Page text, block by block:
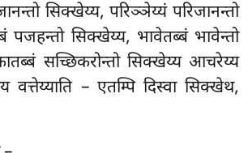
सिक्खेय्य, परिञ्ञेय्यं परिजानन्तो
पजहन्तो सिक्खेय्य, भावेतब्बं भावेन्तो
सच्छिकरोन्तो सिक्खेय्य आचरेय्य
वत्तेय्याति – एतम्पि दिस्वा सिक्खेथ,